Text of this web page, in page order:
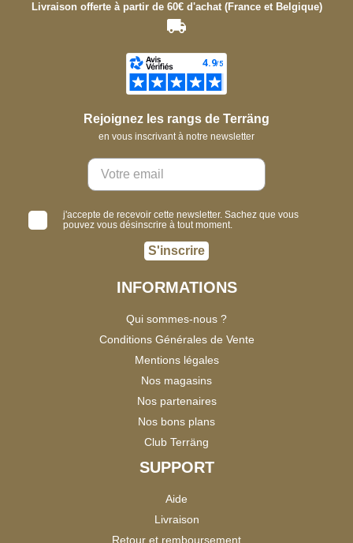
Livraison offerte à partir de 60€ d'achat (France et Belgique)
Rejoignez les rangs de Terräng
en vous inscrivant à notre newsletter
j'accepte de recevoir cette newsletter. Sachez que vous
pouvez vous désinscrire à tout moment.
S'inscrire
INFORMATIONS
Qui sommes-nous ?
Conditions Générales de Vente
Mentions légales
Nos magasins
Nos partenaires
Nos bons plans
Club Terräng
SUPPORT
Aide
Livraison
Retour et remboursement